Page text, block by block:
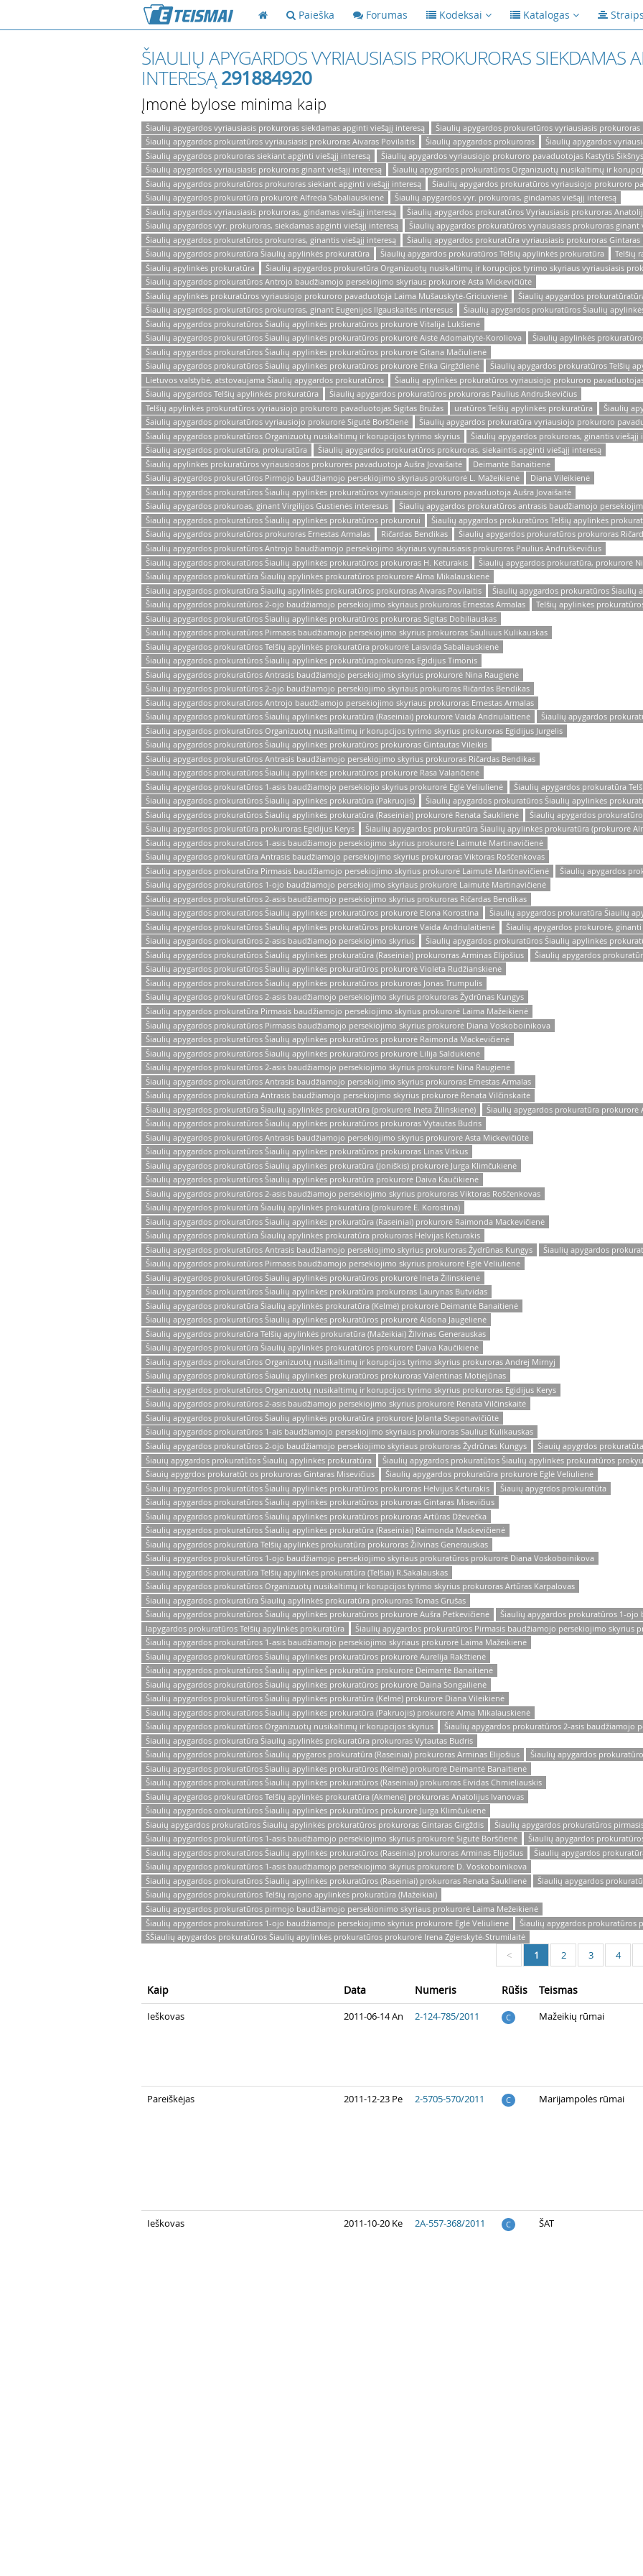
Paieška Forumas Kodeksai Katalogas
ŠIAULIŲ APYGARDOS VYRIAUSIASIS PROKURORAS SIEKDAMAS
INTERESĄ291884920
Įmonė bylose minima kaip
Šiaulių apygardos vyriausiasis prokuroras siekdamas apginti viešąjį interesą
Šiaulių apygardos prokuratūros vyriausiasis prokuroras
Šiaulių apygardos prokuratūros vyriausiasis prokuroras Aivaras Povilaitis
Šiaulių apygardos prokuroras
Šiaulių apygardos
Šiaulių apygardos prokuroras siekiant apginti viešąjį interesą
Šiaulių apygardos vyriausiojo prokuroro pavaduotojas Kastytis Šikšnys
Šiaulių apygardos vyriausiasis prokuroras ginant viešąjį interesą
Šiaulių apygardos prokuratūros Organizuotų nusikaltimų ir
Šiaulių apygardos prokuratūros prokuroras siekiant apginti viešąjį interesą
Šiaulių apygardos prokuratūros vyriausiojo prokuroro
Šiaulių apygardos prokuratūra prokurorė Alfreda Sabaliauskienė
Šiaulių apygardos vyr. prokuroras, gindamas viešąjį interesą
Šiaulių apygardos vyriausiasis prokuroras, gindamas viešąjį interesą
Šiaulių apygardos prokuratūros Vyriausiasis prokuroras
Šiaulių apygardos vyr. prokuroras, siekdamas apginti viešąjį interesą
Šiaulių apygardos prokuratūros vyriausiasis prokuroras ginant
Šiaulių apygardos prokuratūros prokuroras, ginantis viešąjį interesą
Šiaulių apygardos prokuratūra vyriausiasis prokuroras Gintaras
Šiaulių apygardos prokuratūra Šiaulių apylinkės prokuratūra
Šiaulių apygardos prokuratūros Telšių apylinkės prokuratūra
Telšių
Šiaulių apylinkės prokuratūra
Šiaulių apygardos prokuratūra Organizuotų nusikaltimų ir korupcijos tyrimo skyriaus vyriausiasis
Šiaulių apygardos prokuratūros Antrojo baudžiamojo persekiojimo skyriaus prokurorė Asta Mickevičiūtė
Šiaulių apylinkės prokuratūros vyriausiojo prokuroro pavaduotoja Laima Mušauskytė-Griciuvienė
Šiaulių apygardos
Šiaulių apygardos prokuratūros prokuroras, ginant Eugenijos Ilgauskaitės interesus
Šiaulių apygardos prokuratūros Šiaulių
Šiaulių apygardos prokuratūros Šiaulių apylinkės prokuratūros prokurorė Vitalija Lukšienė
Šiaulių apygardos prokuratūros Šiaulių apylinkės prokuratūros prokurorė Aistė Adomaitytė-Koroliova
Šiaulių apylinkės
Šiaulių apygardos prokuratūros Šiaulių apylinkės prokuratūros prokurorė Gitana Mačiulienė
Šiaulių apygardos prokuratūros Šiaulių apylinkės prokuratūros prokurorė Erika Girgždienė
Šiaulių apygardos prokuratūros Telšių
Lietuvos valstybė, atstovaujama Šiaulių apygardos prokuratūros
Šiaulių apylinkės prokuratūros vyriausiojo prokuroro
Šiaulių apygardos Telšių apylinkės prokuratūra
Šiaulių apygardos prokuratūros prokuroras Paulius Andruškevičius
Telšių apylinkės prokuratūros vyriausiojo prokuroro pavaduotojas Sigitas Bružas
uratūros Telšių apylinkės prokuratūra
Šiaulių
Šaiulių apygardos prokuratūros vyriausiojo prokurorė Sigutė Borščienė
Šiaulių apygardos prokuratūra vyriausiojo prokuroro
Šiaulių apygardos prokuratūros Organizuotų nusikaltimų ir korupcijos tyrimo skyrius
Šiaulių apygardos prokuroras, ginantis viešąjį
Šiaulių apygardos prokuratūra, prokuratūra
Šiaulių apygardos prokuratūros prokuroras, siekaintis apginti viešąjį interesą
Šiaulių apylinkės prokuratūros vyriausiosios prokurorės pavaduotoja Aušra Jovaišaitė
Deimantė Banaitienė
Šiaulių apygardos prokuratūros Pirmojo baudžiamojo persekiojimo skyriaus prokurorė L. Mažeikienė
Diana Vileikienė
Šiaulių apygardos prokuratūros Šiaulių apylinkės prokuratūros vyriausiojo prokuroro pavaduotoja Aušra Jovaišaitė
Šiaulių apygardos prokuroas, ginant Virgilijos Gustienės interesus
Šiaulių apygardos prokuratūros antrasis baudžiamojo
Šiaulių apygardos prokuratūros Šiaulių apylinkės prokuratūros prokurorui
Šiaulių apygardos prokuratūros Telšių apylinkės
Šiaulių apygardos prokuratūros prokuroras Ernestas Armalas
Ričardas Bendikas Šiaulių apygardos prokuratūros prokuroras
Šiaulių apygardos prokuratūros Antrojo baudžiamojo persekiojimo skyriaus vyriausiasis prokuroras Paulius Andruškevičius
Šiaulių apygardos prokuratūros Šiaulių apylinkės prokuratūros prokuroras H. Keturakis
Šiaulių apygardos prokuratūra, prokurorė
Šiaulių apygardos prokuratūra Šiaulių apylinkės prokuratūros prokurorė Alma Mikalauskienė
Šiaulių apygardos prokuratūra Šiaulių apylinkės prokuratūros prokuroras Aivaras Povilaitis
Šiaulių apygardos prokuratūros Šiaulių
Šiaulių apygardos prokuratūros 2-ojo baudžiamojo persekiojimo skyriaus prokuroras Ernestas Armalas
Telšių apylinkės
Šiaulių apygardos prokuratūros Šiaulių apylinkės prokuratūros prokuroras Sigitas Dobiliauskas
Šiaulių apygardos prokuratūros Pirmasis baudžiamojo persekiojimo skyrius prokuroras Sauliuus Kulikauskas
Šiaulių apygardos prokuratūros Telšių apylinkės prokuratūra prokurorė Laisvida Sabaliauskienė
Šiaulių apygardos prokuratūros Šiaulių apylinkės prokuratūraprokuroras Egidijus Timonis
Šiaulių apygardos prokuratūros Antrasis baudžiamojo persekiojimo skyrius prokurorė Nina Raugienė
Šiaulių apygardos prokuratūros 2-ojo baudžiamojo persekiojimo skyriaus prokuroras Ričardas Bendikas
Šiaulių apygardos prokuratūros Antrojo baudžiamojo persekiojimo skyriaus prokuroras Ernestas Armalas
Šiaulių apygardos prokuratūros Šiaulių apylinkės prokuratūra (Raseiniai) prokurorė Vaida Andriulaitienė
Šiaulių apygardos
Šiaulių apygardos prokuratūros Organizuotų nusikaltimų ir korupcijos tyrimo skyrius prokuroras Egidijus Jurgelis
Šiaulių apygardos prokuratūros Šiaulių apylinkės prokuratūros prokuroras Gintautas Vileikis
Šiaulių apygardos prokuratūros Antrasis baudžiamojo persekiojimo skyrius prokuroras Ričardas Bendikas
Šiaulių apygardos prokuratūros Šiaulių apylinkės prokuratūros prokurorė Rasa Valančienė
Šiaulių apygardos prokuratūros 1-asis baudžiamojo persekiojio skyrius prokurorė Eglė Veliulienė
Šiaulių apygardos prokuratūra
Šiaulių apygardos prokuratūros Šiaulių apylinkės prokuratūra (Pakruojis)
Šiaulių apygardos prokuratūros Šiaulių apylinkės
Šiaulių apygardos prokuratūros Šiaulių apylinkės prokuratūra (Raseiniai) prokurorė Renata Šauklienė
Šiaulių apygardos
Šiaulių apygardos prokuratūra prokuroras Egidijus Kerys
Šiaulių apygardos prokuratūra Šiaulių apylinkės prokuratūra (prokurorė
Šiaulių apygardos prokuratūros 1-asis baudžiamojo persekiojimo skyrius prokurorė Laimutė Martinavičienė
Šiaulių apygardos prokuratūra Antrasis baudžiamojo persekiojimo skyrius prokuroras Viktoras Roščenkovas
Šiaulių apygardos prokuratūra Pirmasis baudžiamojo persekiojimo skyrius prokurorė Laimutė Martinavičienė
Šiaulių apygardos
Šiaulių apygardos prokuratūros 1-ojo baudžiamojo persekiojimo skyriaus prokurorė Laimutė Martinavičienė
Šiaulių apygardos prokuratūros 2-asis baudžiamojo persekiojimo skyrius prokuroras Ričardas Bendikas
Šiaulių apygardos prokuratūros Šiaulių apylinkės prokuratūros prokurorė Elona Korostina
Šiaulių apygardos prokuratūra Šiaulių
Šiaulių apygardos prokuratūros Šiaulių apylinkės prokuratūros prokurorė Vaida Andriulaitienė
Šiaulių apygardos prokurorė, ginanti
Šiaulių apygardos prokuratūros 2-asis baudžiamojo persekiojimo skyrius
Šiaulių apygardos prokuratūros Šiaulių apylinkės
Šiaulių apygardos prokuratūros Šiaulių apylinkės prokuratūra (Raseiniai) prokurorras Arminas Elijošius
Šiaulių apygardos
Šiaulių apygardos prokuratūros Šiaulių apylinkės prokuratūros prokurorė Violeta Rudžianskienė
Šiaulių apygardos prokuratūros Šiaulių apylinkės prokuratūros prokuroras Jonas Trumpulis
Šiaulių apygardos prokuratūros 2-asis baudžiamojo persekiojimo skyrius prokuroras Žydrūnas Kungys
Šiaulių apygardos prokuratūra Pirmasis baudžiamojo persekiojimo skyrius prokurorė Laima Mažeikienė
Šiaulių apygardos prokuratūros Pirmasis baudžiamojo persekiojimo skyrius prokurorė Diana Voskoboinikova
Šiaulių apygardos prokuratūros Šiaulių apylinkės prokuratūros prokurorė Raimonda Mackevičienė
Šiaulių apygardos prokuratūros Šiaulių apylinkės prokuratūros prokurorė Lilija Saldukienė
Šiaulių apygardos prokuratūros 2-asis baudžiamojo persekiojimo skyrius prokurorė Nina Raugienė
Šiaulių apygardos prokuratūros Antrasis baudžiamojo persekiojimo skyrius prokuroras Ernestas Armalas
Šiaulių apygardos prokuratūra Antrasis baudžiamojo persekiojimo skyrius prokurorė Renata Vilčinskaitė
Šiaulių apygardos prokuratūra Šiaulių apylinkės prokuratūra (prokurorė Ineta Žilinskienė)
Šiaulių apygardos prokuratūra prokurorė
Šiaulių apygardos prokuratūros Šiaulių apylinkės prokuratūros prokuroras Vytautas Budris
Šiaulių apygardos prokuratūros Antrasis baudžiamojo persekiojimo skyrius prokurorė Asta Mickevičiūtė
Šiaulių apygardos prokuratūros Šiaulių apylinkės prokuratūros prokuroras Linas Vitkus
Šiaulių apygardos prokuratūros Šiaulių apylinkės prokuratūra (Joniškis) prokurorė Jurga Klimčukienė
Šiaulių apygardos prokuratūros Šiaulių apylinkės prokuratūra prokurorė Daiva Kaučikienė
Šiaulių apygardos prokuratūros 2-asis baudžiamojo persekiojimo skyrius prokuroras Viktoras Roščenkovas
Šiaulių apygardos prokuratūra Šiaulių apylinkės prokuratūra (prokurorė E. Korostina)
Šiaulių apygardos prokuratūros Šiaulių apylinkės prokuratūra (Raseiniai) prokurorė Raimonda Mackevičienė
Šiaulių apygardos prokuratūra Šiaulių apylinkės prokuratūra prokuroras Helvijas Keturakis
Šiaulių apygardos prokuratūros Antrasis baudžiamojo persekiojimo skyrius prokuroras Žydrūnas Kungys
Šiaulių apygardos
Šiaulių apygardos prokuratūros Pirmasis baudžiamojo persekiojimo skyrius prokurorė Eglė Veliulienė
Šiaulių apygardos prokuratūros Šiaulių apylinkės prokuratūros prokurorė Ineta Žilinskienė
Šiaulių apygardos prokuratūros Šiaulių apylinkės prokuratūra prokuroras Laurynas Butvidas
Šiaulių apygardos prokuratūra Šiaulių apylinkės prokuratūra (Kelmė) prokurorė Deimantė Banaitienė
Šiaulių apygardos prokuratūros Šiaulių apylinkės prokuratūros prokurorė Aldona Jaugelienė
Šiaulių apygardos prokuratūra Telšių apylinkės prokuratūra (Mažeikiai) Žilvinas Generauskas
Šiaulių apygardos prokuratūra Šiaulių apylinkės prokuratūros prokurorė Daiva Kaučikienė
Šiaulių apygardos prokuratūros Organizuotų nusikaltimų ir korupcijos tyrimo skyrius prokuroras Andrej Mirnyj
Šiaulių apygardos prokuratūros Šiaulių apylinkės prokuratūros prokuroras Valentinas Motiejūnas
Šiaulių apygardos prokuratūros Organizuotų nusikaltimų ir korupcijos tyrimo skyrius prokuroras Egidijus Kerys
Šiaulių apygardos prokuratūros 2-asis baudžiamojo persekiojimo skyrius prokurorė Renata Vilčinskaitė
Šiaulių apygardos prokuratūros Šiaulių apylinkės prokuratūra prokurorė Jolanta Steponavičiūtė
Šiaulių apygardos prokuratūros 1-ais baudžiamojo persekiojimo skyriaus prokuroras Saulius Kulikauskas
Šiaulių apygardos prokuratūros 2-ojo baudžiamojo persekiojimo skyriaus prokuroras Žydrūnas Kungys
Šiauių apygrdos
Šiauių apygardos prokuratūtos Šiaulių apylinkės prokuratūra
Šiaulių apygardos prokuratūtos Šiaulių apylinkės prokuratūros
Šiauių apygrdos prokuratūt os prokuroras Gintaras Misevičius
Šiaulių apygardos prokuratūra prokurorė Eglė Veliulienė
Šiaulių apygardos prokuratūtos Šiaulių apylinkės prokuratūros prokuroras Helvijus Keturakis
Šiauių apygrdos prokuratūta
Šiaulių apygardos prokuratūros Šiaulių apylinkės prokuratūros prokuroras Gintaras Misevičius
Šiaulių apygardos prokuratūros Šiaulių apylinkės prokuratūros prokuroras Artūras Dževečka
Šiaulių apygardos prokuratūros Šiaulių apylinkės prokuratūra (Raseiniai) Raimonda Mackevičienė
Šiaulių apygardos prokuratūra Telšių apylinkės prokuratūra prokuroras Žilvinas Generauskas
Šiaulių apygardos prokuratūros 1-ojo baudžiamojo persekiojimo skyriaus prokuratūros prokurorė Diana Voskoboinikova
Šiaulių apygardos prokuratūra Telšių apylinkės prokuratūra (Telšiai) R.Sakalauskas
Šiaulių apygardos prokuratūros Organizuotų nusikaltimų ir korupcijos tyrimo skyrius prokuroras Artūras Karpalovas
Šiaulių apygardos prokuratūra Šiaulių apylinkės prokuratūra prokuroras Tomas Grušas
Šiaulių apygardos prokuratūros Šiaulių apylinkės prokuratūros prokurorė Aušra Petkevičienė
Šiaulių apygardos prokuratūros 1-
lapygardos prokuratūros Telšių apylinkės prokuratūra
Šiaulių apygardos prokuratūros Pirmasis baudžiamojo persekiojimo skyrius
Šiaulių apygardos prokuratūros 1-asis baudžiamojo persekiojimo skyriaus prokurorė Laima Mažeikienė
Šiaulių apygardos prokuratūros Šiaulių apylinkės prokuratūros prokurorė Aurelija Rakštienė
Šiaulių apygardos prokuratūros Šiaulių apylinkės prokuratūra prokurorė Deimantė Banaitienė
Šiaulių apygardos prokuratūros Šiaulių apylinkės prokuratūros prokurorė Daina Songailienė
Šiaulių apygardos prokuratūros Šiaulių apylinkės prokuratūra (Kelmė) prokurorė Diana Vileikienė
Šiaulių apygardos prokuratūros Šiaulių apylinkės prokuratūra (Pakruojis) prokurorė Alma Mikalauskienė
Šiaulių apygardos prokuratūros Organizuotų nusikaltimų ir korupcijos skyrius
Šiaulių apygardos prokuratūros 2-asis baudžiamojo
Šiaulių apygardos prokuratūra Šiaulių apylinkės prokuratūra prokuroras Vytautas Budris
Šiaulių apygardos prokuratūros Šiaulių apygaros prokuratūra (Raseiniai) prokuroras Arminas Elijošius
Šiaulių apygardos
Šiaulių apygardos prokuratūros Šiaulių apylinkės prokuratūros (Kelmė) prokurorė Deimantė Banaitienė
Šiaulių apygardos prokuratūros Šiaulių apylinkės prokuratūros (Raseiniai) prokuroras Eividas Chmieliauskis
Šiaulių apygardos prokuratūros Telšių apylinkės prokuratūra (Akmenė) prokuroras Anatolijus Ivanovas
Šiaulių apygardos orokuratūros Šiaulių apylinkės prokuratūros prokurorė Jurga Klimčukienė
Šiauių apygardos prokuratūros Šiaulių apylinkės prokuratūros prokuroras Gintaras Girgždis
Šiaulių apygardos prokuratūros
Šiaulių apygardos prokuratūros 1-asis baudžiamojo persekiojimo skyrius prokurorė Sigutė Borščienė
Šiaulių apygardos
Šiaulių apygardos prokuratūros Šiaulių apylinkės prokuratūros (Raseinia) prokuroras Arminas Elijošius
Šiaulių apygardos
Šiaulių apygardos prokuratūros 1-asis baudžiamojo persekiojimo skyrius prokurorė D. Voskoboinikova
Šiaulių apygardos prokuratūros Šiaulių apylinkės prokuratūros (Raseiniai) prokuroras Renata Šauklienė
Šiaulių apygardos
Šiaulių apygardos prokuratūros Telšių rajono apylinkės prokuratūra (Mažeikiai)
Šiaulių apygardos prokuratūros pirmojo baudžiamojo persekionimo skyriaus prokurorė Laima Mežeikienė
Šiaulių apygardos prokuratūros 1-ojo baudžiamojo persekiojimo skyrius prokurorė Eglė Veliulienė
Šiaulių apygardos prokuratūros
ŠŠiaulių apygardos prokuratūros Šiaulių apylinkės prokuratūros prokurorė Irena Zgierskytė-Strumilaitė
< 1 2 3 4
Kaip Data Numeris Rūšis Teismas
Ieškovas 2011-06-14 An 2-124-785/2011 C Mažeikių rūmai
Pareiškėjas 2011-12-23 Pe 2-5705-570/2011 C Marijampolės rūmai
Ieškovas 2011-10-20 Ke 2A-557-368/2011 C ŠAT